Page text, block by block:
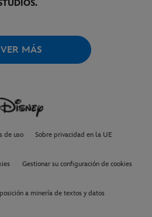
VER MÁS
de uso Sobre privacidad en la UE
Gestionar su configuración de cookies
a minería de textos y datos